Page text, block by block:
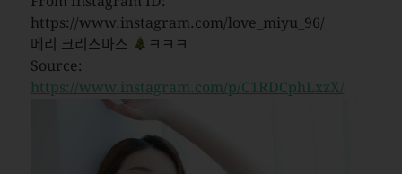
https://www.instagram.com/love_miyu_96/
메리 크리스마스
ㅋㅋㅋ
Source:
https://www.instagram.com/p/C1RDCphLxzX/